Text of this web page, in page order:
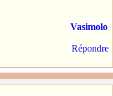
Vasimolo
Répondre